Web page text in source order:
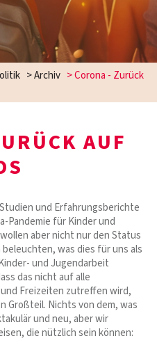
>Archiv >Corona - Zurück
AUF
und Erfahrungsberichte
Pandemie für Kinder und
aber nicht nur den Status
was dies für uns als
und Jugendarbeit
das nicht auf alle
Freizeiten zutreffen wird,
Großteil. Nichts von dem, was
und neu, aber wir
die nützlich sein können: